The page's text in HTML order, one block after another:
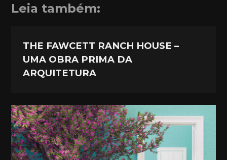
Leia também:
THE FAWCETT RANCH HOUSE –
UMA OBRA PRIMA DA
ARQUITETURA